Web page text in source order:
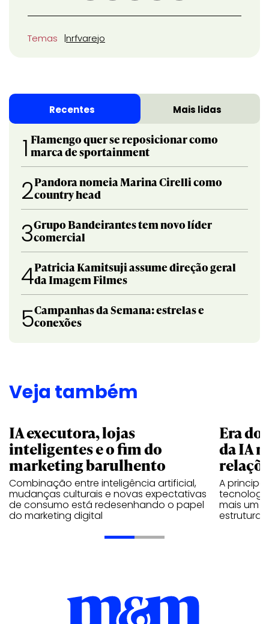
Temas nrfvarejo
Recentes Mais lidas
1 Flamengo quer se reposicionar como
marca de sportainment
2Pandora nomeia Marina Cirelli como
country head
3Grupo Bandeirantes tem novo líder
comercial
4Patricia Kamitsuji assume direção geral
da Imagem Filmes
5Campanhas da Semana: estrelas e
conexões
Veja também
IA executora, lojas
inteligentes e o fim do
marketing barulhento
Combinação entre inteligência artificial,
mudanças culturais e novas expectativas
de consumo está redesenhando o papel
do marketing digital
Era do
da IA
A
mais um